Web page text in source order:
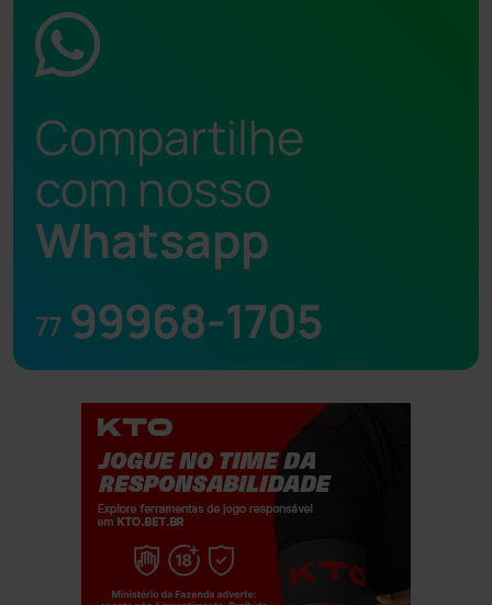
Compartilhe
com nosso
Whatsapp
77 99968-1705